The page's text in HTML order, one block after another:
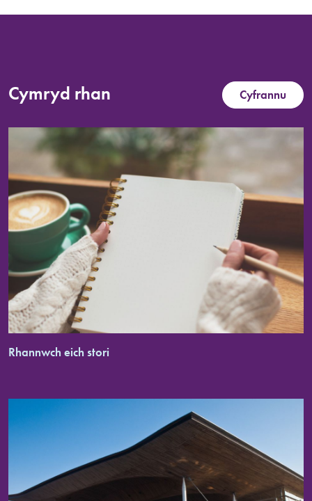
Cymryd rhan Cyfrannu
Rhannwch eich stori